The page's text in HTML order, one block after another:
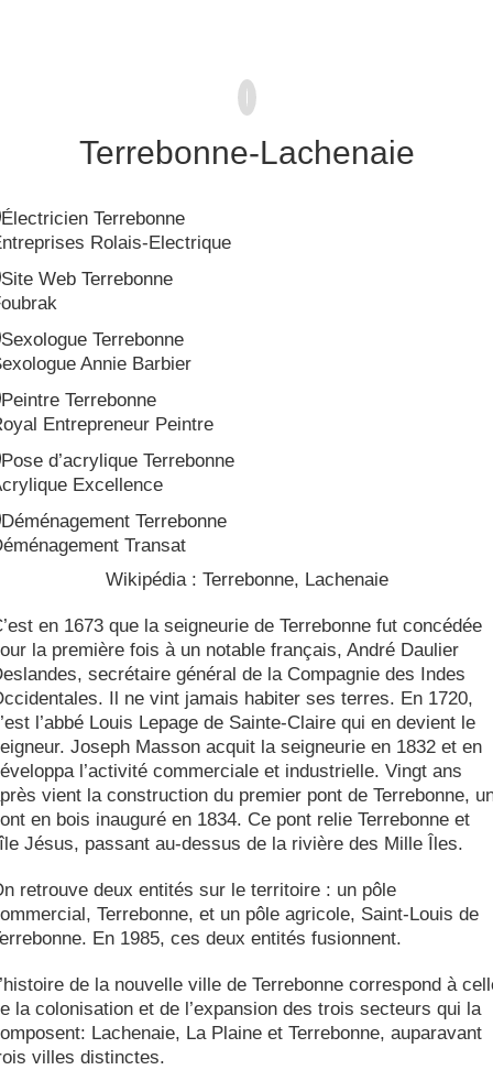
Terrebonne-Lachenaie
Électricien Terrebonne
Rolais-Electrique
Site Web Terrebonne
Sexologue Terrebonne
Annie Barbier
Peintre Terrebonne
Entrepreneur Peintre
Pose d’acrylique Terrebonne
Excellence
Déménagement Terrebonne
Transat
Wikipédia : Terrebonne, Lachenaie
en 1673 que la seigneurie de Terrebonne fut concédée
la première fois à un notable français, André Daulier
secrétaire général de la Compagnie des Indes
Il ne vint jamais habiter ses terres. En 1720,
l’abbé Louis Lepage de Sainte-Claire qui en devient le
Joseph Masson acquit la seigneurie en 1832 et en
l’activité commerciale et industrielle. Vingt ans
vient la construction du premier pont de Terrebonne,
en bois inauguré en 1834. Ce pont relie Terrebonne et
Jésus, passant au-dessus de la rivière des Mille Îles.
retrouve deux entités sur le territoire : un pôle
Terrebonne, et un pôle agricole, Saint-Louis de
En 1985, ces deux entités fusionnent.
de la nouvelle ville de Terrebonne correspond à
la colonisation et de l’expansion des trois secteurs qui la
Lachenaie, La Plaine et Terrebonne, auparavant
villes distinctes.